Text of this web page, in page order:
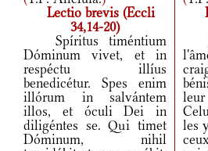
Lectio brevis (Eccli
34,14-20)
Spíritus timéntium
Dóminum vivet, et in
respéctu illíus
benedicétur. Spes enim
illórum in salvántem
illos, et óculi Dei in
diligéntes se. Qui timet
Dóminum, nihil
les